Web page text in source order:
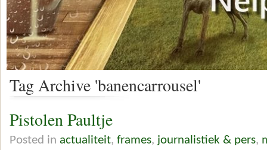
Tag Archive 'banencarrousel'
Pistolen Paultje
Posted in actualiteit, frames, journalistiek & pers,